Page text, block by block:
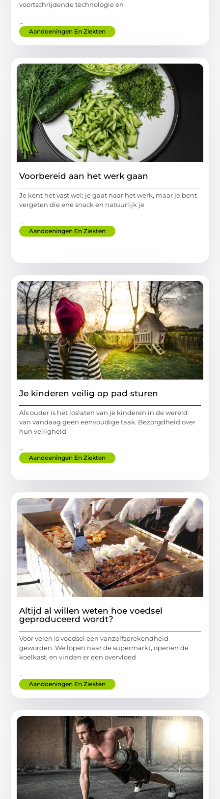
voortschrijdende technologie en
...
Aandoeningen En Ziekten
Voorbereid aan het werk gaan
Je kent het vast wel; je gaat naar het werk, maar je bent
vergeten die ene snack en natuurlijk je
...
Aandoeningen En Ziekten
Je kinderen veilig op pad sturen
Als ouder is het loslaten van je kinderen in de wereld
van vandaag geen eenvoudige taak. Bezorgdheid over
hun veiligheid
...
Aandoeningen En Ziekten
Altijd al willen weten hoe voedsel
geproduceerd wordt?
Voor velen is voedsel een vanzelfsprekendheid
geworden. We lopen naar de supermarkt, openen de
koelkast, en vinden er een overvloed
...
Aandoeningen En Ziekten